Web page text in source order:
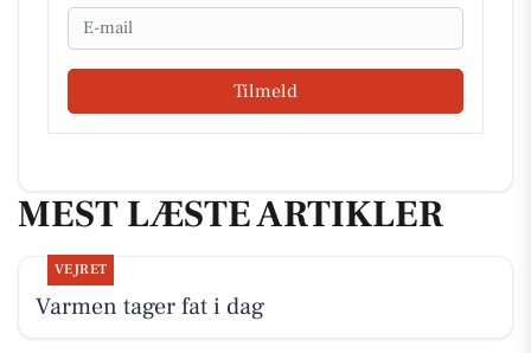
Email
Tilmeld
MEST LÆSTE ARTIKLER
VEJRET
Varmen tager fat i dag